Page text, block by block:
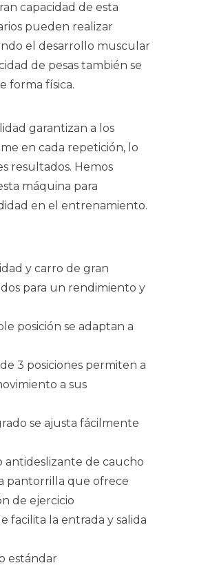
capacidad de esta
pueden realizar
el desarrollo muscular
de pesas también se
forma física.
garantizan a los
en cada repetición, lo
resultados. Hemos
máquina para
en el entrenamiento.
y carro de gran
para un rendimiento y
posición se adaptan a
3 posiciones permiten a
a sus
se ajusta fácilmente
antideslizante de caucho
pantorrilla que ofrece
de ejercicio
facilita la entrada y salida
estándar